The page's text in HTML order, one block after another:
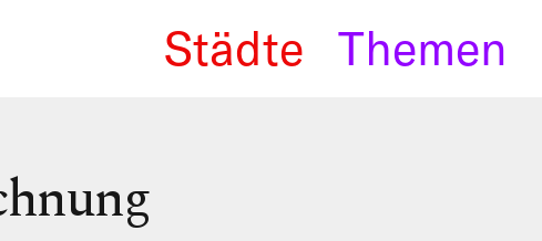
We Refugees
Städte Themen